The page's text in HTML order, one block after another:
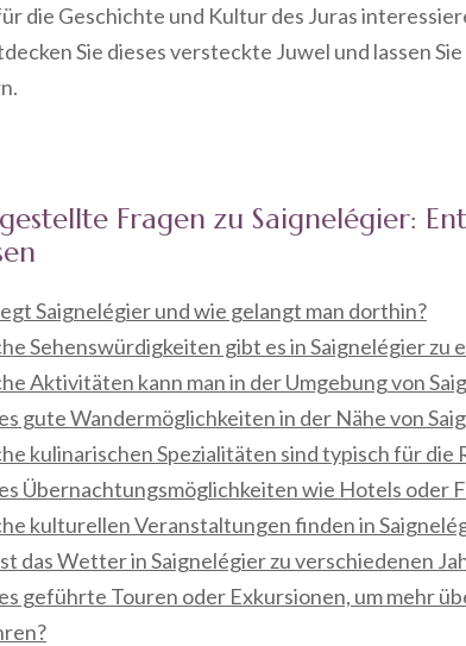
die Geschichte und Kultur des Juras
Sie dieses versteckte Juwel und lassen
Fragen zu Saignelégier:
Saignelégier und wie gelangt man dorthin?
Sehenswürdigkeiten gibt es in Saignelégier zu
Aktivitäten kann man in der Umgebung von
gute Wandermöglichkeiten in der Nähe von
kulinarischen Spezialitäten sind typisch für die
Übernachtungsmöglichkeiten wie Hotels oder
kulturellen Veranstaltungen finden in
das Wetter in Saignelégier zu verschiedenen
geführte Touren oder Exkursionen, um mehr